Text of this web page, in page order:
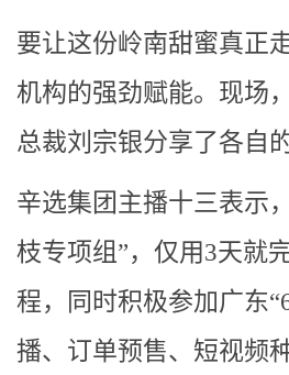
要让这份岭南甜蜜真正
机构的强劲赋能。现场
总裁刘宗银分享了各自
辛选集团主播十三表示
枝专项组”，仅用3天就
程，同时积极参加广东
播、订单预售、短视频